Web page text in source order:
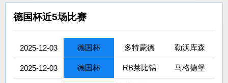
德国杯近5场比赛
2025-12-03 德国杯 多特蒙德 勒沃库森
2025-12-03 德国杯 RB莱比锡 马格德堡